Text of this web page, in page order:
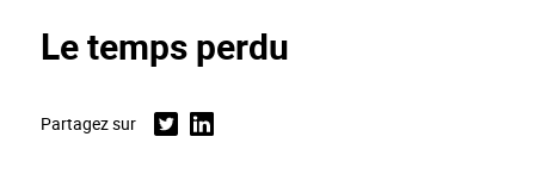
Le temps perdu
Partagez sur TwitterLinkedin